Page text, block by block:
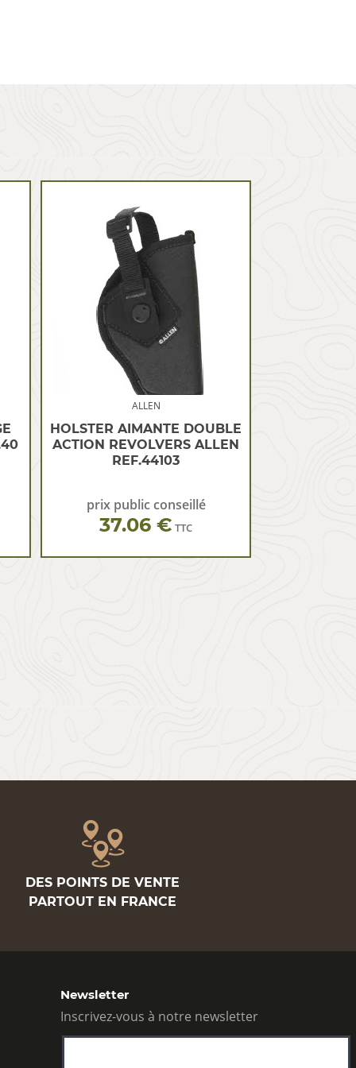
ALLEN
HOLSTER AIMANTE DOUBLE
ACTION REVOLVERS ALLEN
REF.44103
prix public conseillé
37.06 € TTC
DES POINTS DE VENTE
PARTOUT EN FRANCE
Newsletter
Inscrivez-vous à notre newsletter